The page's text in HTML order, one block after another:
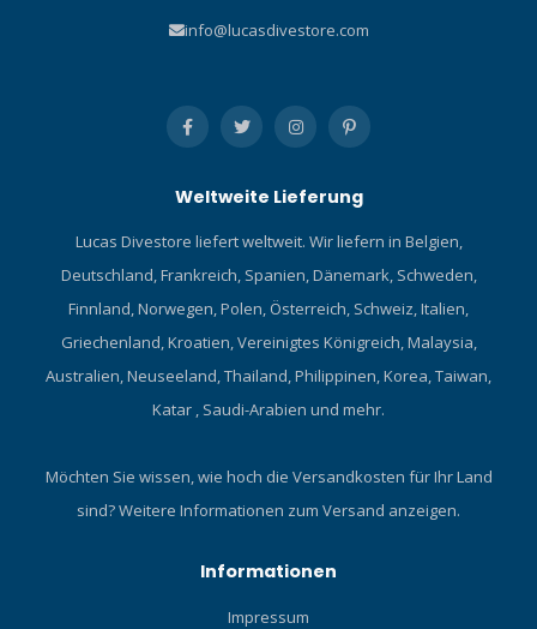
info@lucasdivestore.com
Weltweite Lieferung
Lucas Divestore liefert weltweit. Wir liefern in Belgien,
Deutschland, Frankreich, Spanien, Dänemark, Schweden,
Finnland, Norwegen, Polen, Österreich, Schweiz, Italien,
Griechenland, Kroatien, Vereinigtes Königreich, Malaysia,
Australien, Neuseeland, Thailand, Philippinen, Korea, Taiwan,
Katar , Saudi-Arabien und mehr.
Möchten Sie wissen, wie hoch die Versandkosten für Ihr Land
sind?Weitere Informationen zum Versand anzeigen.
Informationen
Impressum